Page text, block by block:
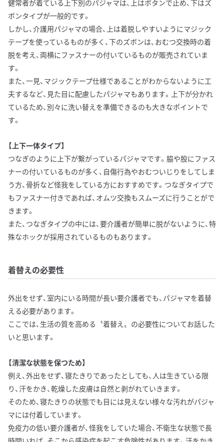
健常者が着ている上下別のパジャマは、上はボタンで止め、下はズ
ボンタイプが一般的です。
しかし、介護用パジャマの場合、上は着脱しやすいようにマジック
テープを使っているものが多く、下のズボンは、おむつ交換時の着
脱を考え、両横にファスナーの付いているものが販売されていま
す。
また、一見、マジックテープ仕様であることがわからないように工
夫するなど、見た目に配慮したパジャマもあります。上下が分かれ
ているため、別々に洗い替えを準備できるのも大きなポイントで
す。
【上下一体タイプ】
つなぎのように上下が繋がっているパジャマです。脇や股にファス
ナーの付いているものが多く、自傷行為やおむついじりをしてしま
う方、骨折など怪我をしている方におすすめです。つなぎタイプで
もファスナー付きであれば、オムツ交換もスムーズに行うことがで
きます。
また、つなぎタイプの中には、要介護者が簡単に脱がないように、特
殊なホックが採用されているものもあります。
着替えの必要性
外出をせず、室内にいる時間が長い要介護者でも、パジャマを着替
える必要があります。
ここでは、生活の質を高める〝着替え〟の必要性についてお話した
いと思います。
【清潔な状態を保つため】
例え、外出をせず、寝たきりであったとしても、人は生きている限
り、汗をかき、乾燥した皮膚は自然と剥がれていきます。
そのため、寝たきりの状態でも目には見えない様々な汚れがパジャ
マには付着しています。
免疫力の低い要介護者が、怪我をしていた場合、不衛生な状態で長